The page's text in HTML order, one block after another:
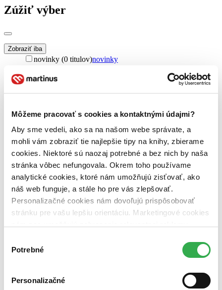
Môžeme pracovať s cookies a kontaktnými údajmi?
Aby sme vedeli, ako sa na našom webe správate, a
mohli vám zobraziť tie najlepšie tipy na knihy, zbierame
cookies. Niektoré sú naozaj potrebné a bez nich by naša
stránka vôbec nefungovala. Okrem toho používame
analytické cookies, ktoré nám umožňujú zisťovať, ako
náš web funguje, a stále ho pre vás zlepšovať.
Personalizačné cookies nám dovoľujú prispôsobovať
stránku pre vašu lepšiu orientáciu. Marketingové cookies
nám pomohlo, keby sme mohli používať všetky tieto
súhlasu
Potrebné
Personalizačné
Zúžiť výber
Zobraziť iba
novinky (0 titulov)novinky
Dostupnosť
pripravujeme (0 titulov)pripravujeme
dostupná (bez vypredaných) (0 titulov)dostupná (bez
vypredaných)
Nové / čítané
nová (0 titulov)nová
čítaná (0 titulov)čítaná
čítaná - výborný stav
čítaná - mierne opotrebovaná (0 titulov)čítaná - mierne
opotrebovaná
čítané verzie vypredaných kníh (0 titulov)čítané verzie